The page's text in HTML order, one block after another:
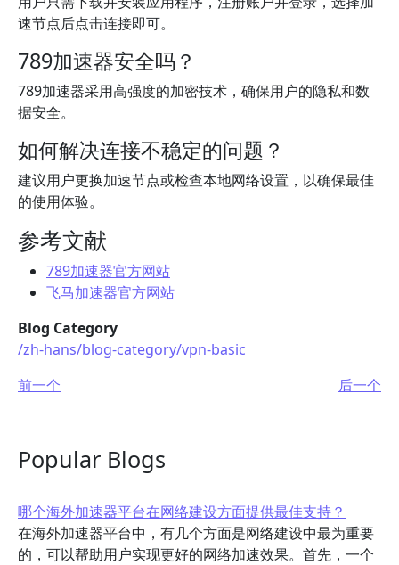
速节点后点击连接即可。
789加速器安全吗？
789加速器采用高强度的加密技术，确保用户的隐私和数
据安全。
如何解决连接不稳定的问题？
建议用户更换加速节点或检查本地网络设置，以确保最佳
的使用体验。
参考文献
789加速器官方网站
飞马加速器官方网站
Blog Category
/zh-hans/blog-category/vpn-basic
前一个
后一个
Popular Blogs
哪个海外加速器平台在网络建设方面提供最佳支持？
在海外加速器平台中，有几个方面是网络建设中最为重要
的，可以帮助用户实现更好的网络加速效果。首先，一个